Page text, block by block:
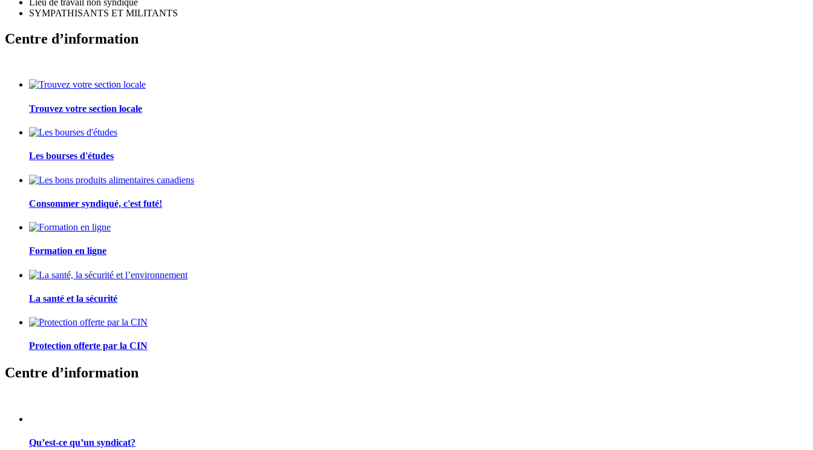
SYMPATHISANTS ET MILITANTS
Centre d’information
Trouvez votre section locale
Les bourses d'études
Consommer syndiqué, c'est futé!
Formation en ligne
La santé et la sécurité
Protection offerte par la CIN
Centre d’information
Qu’est-ce qu’un syndicat?